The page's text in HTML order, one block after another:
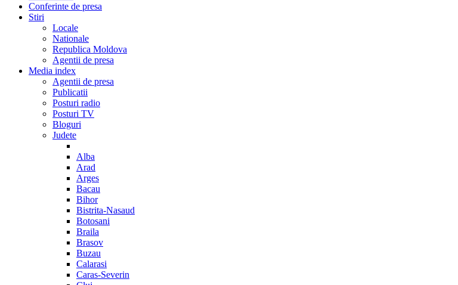
Conferinte de presa
Stiri
Locale
Nationale
Republica Moldova
Agentii de presa
Media index
Agentii de presa
Publicatii
Posturi radio
Posturi TV
Bloguri
Judete
Alba
Arad
Arges
Bacau
Bihor
Bistrita-Nasaud
Botosani
Braila
Brasov
Buzau
Calarasi
Caras-Severin